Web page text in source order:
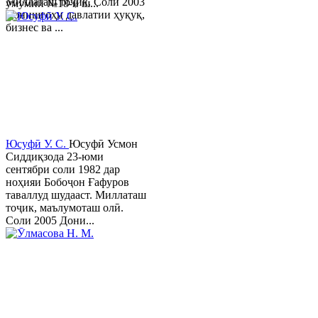
Донишгоҳи давлатии ҳуқуқ,
бизнес ва ...
умумии №18-и ш...
Юсуфӣ У. C. Юсуфӣ Усмон
Сиддиқзода 23-юми
сентябри соли 1982 дар
ноҳияи Бобоҷон Ғафуров
таваллуд шудааст. Миллаташ
тоҷик, маълумоташ олӣ.
Соли 2005 Дони...